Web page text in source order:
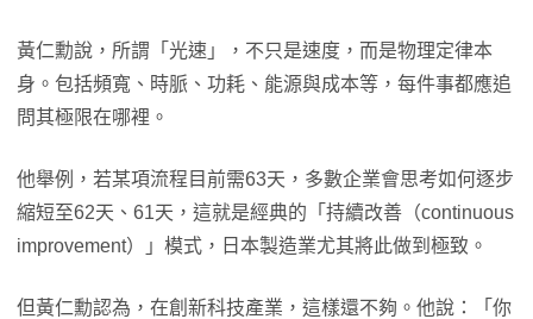
黃仁勳說，所謂「光速」，不只是速度，而是物理定律本
身。包括頻寬、時脈、功耗、能源與成本等，每件事都應追
問其極限在哪裡。
他舉例，若某項流程目前需63天，多數企業會思考如何逐步
縮短至62天、61天，這就是經典的「持續改善（continuous
improvement）」模式，日本製造業尤其將此做到極致。
但黃仁勳認為，在創新科技產業，這樣還不夠。他說：「你